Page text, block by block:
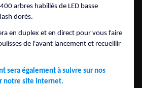
arbres habillés de LED basse
dorés.
en duplex et en direct pour vous faire
de l'avant lancement et recueillir
sera également à suivre sur nos
notre site internet.